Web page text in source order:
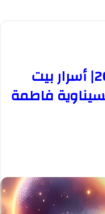
معرض الكتاب 2026| أسرار بيت
فاطمة